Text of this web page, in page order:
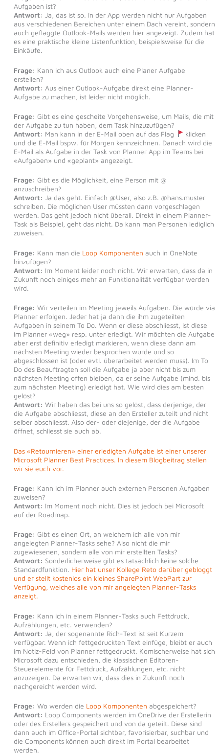
Aufgaben ist?
Antwort: Ja, das ist so. In der App werden nicht nur Aufgaben
aus verschiedenen Bereichen unter einem Dach vereint, sondern
auch geflaggte Outlook-Mails werden hier angezeigt. Zudem hat
es eine praktische kleine Listenfunktion, beispielsweise für die
Einkäufe.
Frage: Kann ich aus Outlook auch eine Planer Aufgabe
erstellen?
Antwort: Aus einer Outlook-Aufgabe direkt eine Planner-
Aufgabe zu machen, ist leider nicht möglich.
Frage: Gibt es eine gescheite Vorgehensweise, um Mails, die mit
der Aufgabe zu tun haben, dem Task hinzuzufügen?
Antwort: Man kann in der E-Mail oben auf das Flag
klicken
und die E-Mail bspw. für Morgen kennzeichnen. Danach wird die
E-Mail als Aufgabe in der Task von Planner App im Teams bei
«Aufgaben» und «geplant» angezeigt.
Frage: Gibt es die Möglichkeit, eine Person mit @
anzuschreiben?
Antwort: Ja das geht. Einfach @User, also z.B. @hans.muster
schreiben. Die möglichen User müssten dann vorgeschlagen
werden. Das geht jedoch nicht überall. Direkt in einem Planner-
Task als Beispiel, geht das nicht. Da kann man Personen lediglich
zuweisen.
Frage: Kann man die Loop Komponenten auch in OneNote
hinzufügen?
Antwort: Im Moment leider noch nicht. Wir erwarten, dass da in
Zukunft noch einiges mehr an Funktionalität verfügbar werden
wird.
Frage: Wir verteilen im Meeting jeweils Aufgaben. Die würde via
Planner erfolgen. Jeder hat ja dann die ihm zugeteilten
Aufgaben in seinem To Do. Wenn er diese abschliesst, ist diese
im Planner «weg» resp. unter erledigt. Wir möchten die Aufgabe
aber erst definitiv erledigt markieren, wenn diese dann am
nächsten Meeting wieder besprochen wurde und so
abgeschlossen ist (oder evtl. überarbeitet werden muss). Im To
Do des Beauftragten soll die Aufgabe ja aber nicht bis zum
nächsten Meeting offen bleiben, da er seine Aufgabe (mind. bis
zum nächsten Meeting) erledigt hat. Wie wird dies am besten
gelöst?
Antwort: Wir haben das bei uns so gelöst, dass derjenige, der
die Aufgabe abschliesst, diese an den Ersteller zuteilt und nicht
selber abschliesst. Also der- oder diejenige, der die Aufgabe
öffnet, schliesst sie auch ab.
Das «Retournieren» einer erledigten Aufgabe ist einer unserer
Microsoft Planner Best Practices. In diesem Blogbeitrag stellen
wir sie euch vor.
Frage: Kann ich im Planner auch externen Personen Aufgaben
zuweisen?
Antwort: Im Moment noch nicht. Dies ist jedoch bei Microsoft
auf der Roadmap.
Frage: Gibt es einen Ort, an welchem ich alle von mir
angelegten Planner-Tasks sehe? Also nicht die mir
zugewiesenen, sondern alle von mir erstellten Tasks?
Antwort: Sonderlicherweise gibt es tatsächlich keine solche
Standardfunktion. Hier hat unser Kollege Reto darüber gebloggt
und er stellt kostenlos ein kleines SharePoint WebPart zur
Verfügung, welches alle von mir angelegten Planner-Tasks
anzeigt.
Frage: Kann ich in einem Planner-Tasks auch Fettdruck,
Aufzählungen, etc. verwenden?
Antwort: Ja, der sogenannte Rich-Text ist seit Kurzem
verfügbar. Wenn ich fettgedruckten Text einfüge, bleibt er auch
im Notiz-Feld von Planner fettgedruckt. Komischerweise hat sich
Microsoft dazu entschieden, die klassischen Editoren-
Steuerelemente für Fettdruck, Aufzählungen, etc. nicht
anzuzeigen. Da erwarten wir, dass dies in Zukunft noch
nachgereicht werden wird.
Frage: Wo werden die Loop Komponenten abgespeichert?
Antwort: Loop Components werden im OneDrive der Erstellerin
oder des Erstellers gespeichert und von da geteilt. Diese sind
dann auch im Office-Portal sichtbar, favorisierbar, suchbar und
die Components können auch direkt im Portal bearbeitet
werden.